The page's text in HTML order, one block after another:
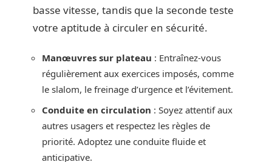
basse vitesse, tandis que la seconde teste
votre aptitude à circuler en sécurité.
Manœuvres sur plateau : Entraînez-vous
régulièrement aux exercices imposés, comme
le slalom, le freinage d’urgence et l’évitement.
Conduite en circulation : Soyez attentif aux
autres usagers et respectez les règles de
priorité. Adoptez une conduite fluide et
anticipative.